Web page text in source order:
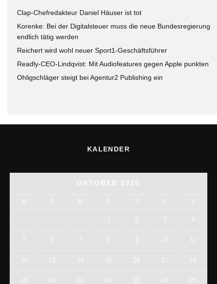
Clap-Chefredakteur Daniel Häuser ist tot
Korenke: Bei der Digitalsteuer muss die neue Bundesregierung
endlich tätig werden
Reichert wird wohl neuer Sport1-Geschäftsführer
Readly-CEO-Lindqvist: Mit Audiofeatures gegen Apple punkten
Ohligschläger steigt bei Agentur2 Publishing ein
KALENDER
OKTOBER 2020
M D M D F S S
1 2 3
5 6 7 8 9 10 11
12 13 14 15 16 17 18
19 20 21 22 23 24 25